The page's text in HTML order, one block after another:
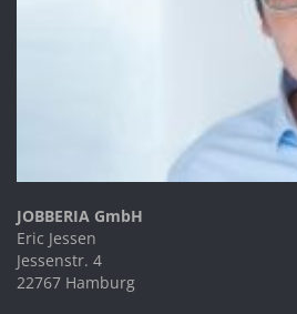
JOBBERIA GmbH
Eric Jessen
Jessenstr. 4
22767 Hamburg